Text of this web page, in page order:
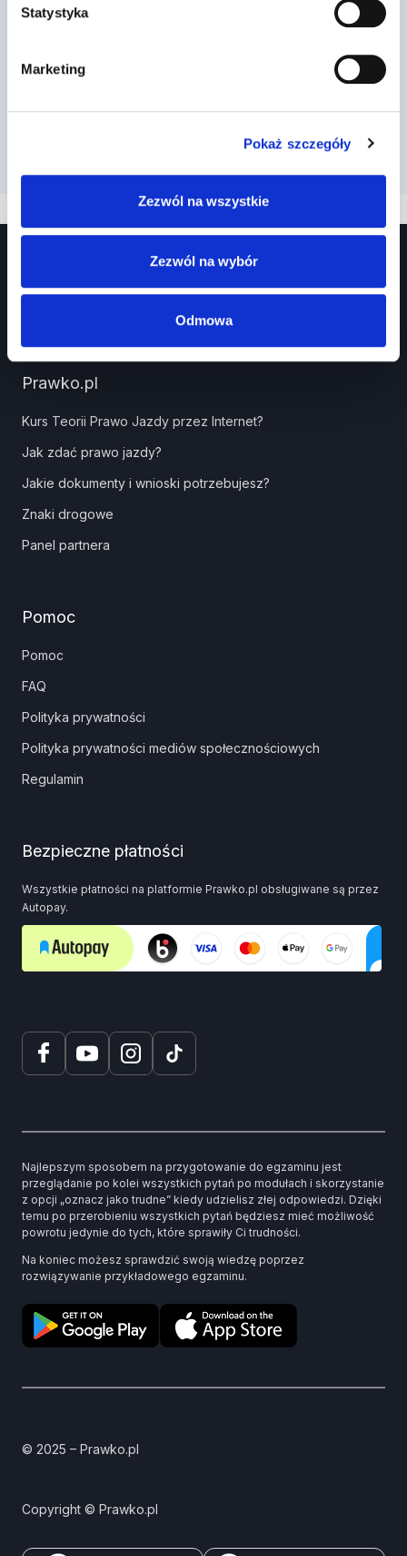
Statystyka
Marketing
Pokaż szczegóły
Zezwól na wszystkie
Zezwól na wybór
Odmowa
Prawko.pl
Kurs Teorii Prawo Jazdy przez Internet?
Jak zdać prawo jazdy?
Jakie dokumenty i wnioski potrzebujesz?
Znaki drogowe
Panel partnera
Pomoc
Pomoc
FAQ
Polityka prywatności
Polityka prywatności mediów społecznościowych
Regulamin
Bezpieczne płatności
Wszystkie płatności na platformie Prawko.pl obsługiwane są przez
Autopay.
Najlepszym sposobem na przygotowanie do egzaminu jest
przeglądanie po kolei wszystkich pytań po modułach i skorzystanie
z opcji „oznacz jako trudne” kiedy udzielisz złej odpowiedzi. Dzięki
temu po przerobieniu wszystkich pytań będziesz mieć możliwość
powrotu jedynie do tych, które sprawiły Ci trudności.
Na koniec możesz sprawdzić swoją wiedzę poprzez
rozwiązywanie przykładowego egzaminu.
© 2025 – Prawko.pl
Copyright © Prawko.pl